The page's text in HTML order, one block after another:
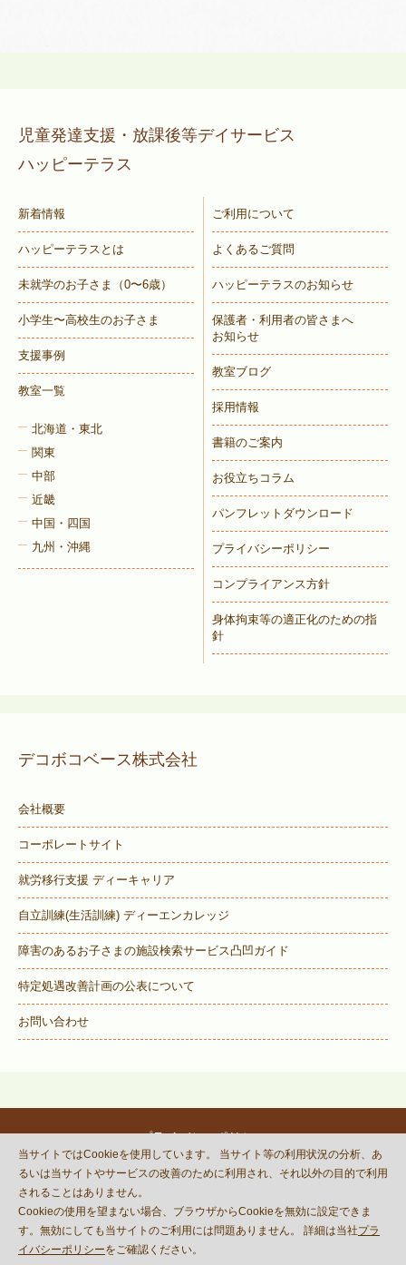
児童発達支援・放課後等デイサービス
ハッピーテラス
新着情報
ハッピーテラスとは
未就学のお子さま （0〜6歳）
小学生〜高校生のお子さま
支援事例
教室一覧
北海道・東北
関東
中部
近畿
中国・四国
九州・沖縄
ご利用について
よくあるご質問
ハッピーテラスのお知らせ
保護者・利用者の皆さまへ
お知らせ
教室ブログ
採用情報
書籍のご案内
お役立ちコラム
パンフレットダウンロード
プライバシーポリシー
コンプライアンス方針
身体拘束等の適正化のための指
針
デコボコベース株式会社
会社概要
コーポレートサイト
就労移行支援 ディーキャリア
自立訓練(生活訓練) ディーエンカレッジ
障害のあるお子さまの施設検索サービス凸凹ガイド
特定処遇改善計画の公表について
お問い合わせ
プライバシーポリシー
© DECOBOCO BASE Co.,Ltd.
and Terms of Serviceapply.
当サイトではCookieを使用しています。 当サイト等の利用状況の分析、あ
るいは当サイトやサービスの改善のために利用され、それ以外の目的で利用
されることはありません。
Cookieの使用を望まない場合、ブラウザからCookieを無効に設定できま
す。無効にしても当サイトのご利用には問題ありません。 詳細は当社プラ
イバシーポリシーをご確認ください。